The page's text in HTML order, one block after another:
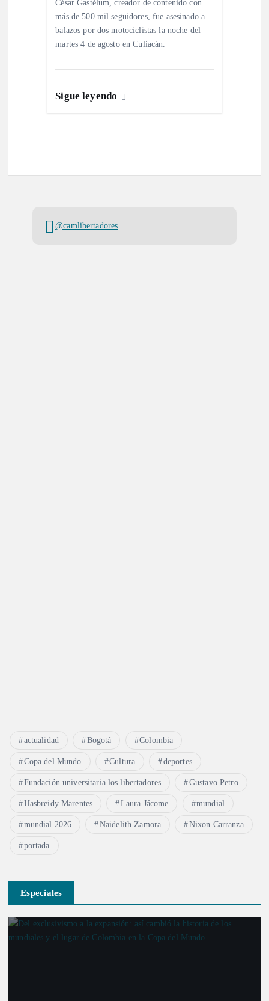
César Gastélum, creador de contenido con
más de 500 mil seguidores, fue asesinado a
balazos por dos motociclistas la noche del
martes 4 de agosto en Culiacán.
Sigue leyendo
@camlibertadores
actualidad Bogotá Colombia
Copa del Mundo Cultura deportes
Fundación universitaria los libertadores Gustavo Petro
Hasbreidy Marentes Laura Jácome mundial
mundial 2026 Naidelith Zamora Nixon Carranza
portada
Especiales